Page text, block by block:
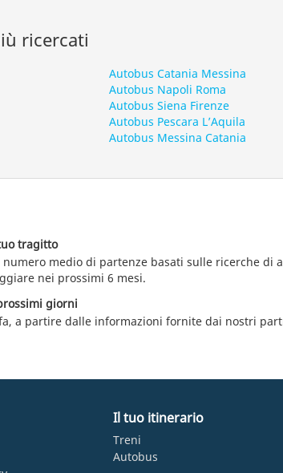
ricercati
Autobus Catania Messina
Autobus Napoli Roma
Autobus Siena Firenze
Autobus Pescara L’Aquila
Autobus Messina Catania
tragitto
medio di partenze basati sulle ricerche di
nei prossimi 6 mesi.
giorni
a partire dalle informazioni fornite dai nostri
Il tuo itinerario
Treni
Autobus